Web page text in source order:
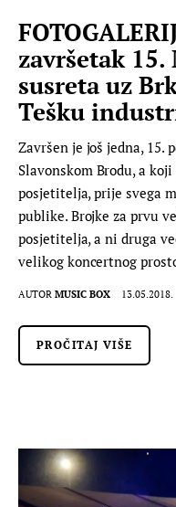
završetak 15.
susreta uz
Tešku
Završen je još jedna, 15.
Slavonskom Brodu, a
posjetitelja, prije svega
publike. Brojke za prvu
posjetitelja, a ni druga
velikog koncertnog
AUTOR MUSIC BOX 13.05.2018.
PROČITAJ VIŠE